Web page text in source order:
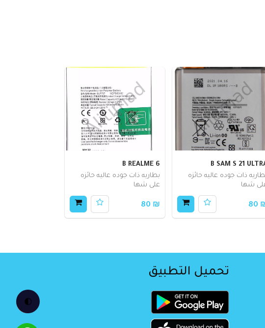
🌓
B SAM S 21
ذات جوده عاليه حائزه
شها
₪
B REALME 6
بطاريه ذات جوده عاليه حائزه
على شها
₪ 80
تحميل التطبيق